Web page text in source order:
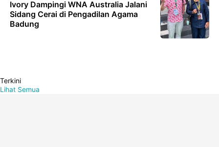
Ivory Dampingi WNA Australia Jalani
Sidang Cerai di Pengadilan Agama
Badung
Terkini
Lihat Semua